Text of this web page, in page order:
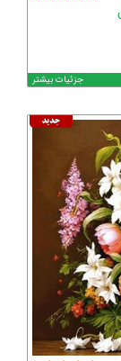
جزئیات بیشتر